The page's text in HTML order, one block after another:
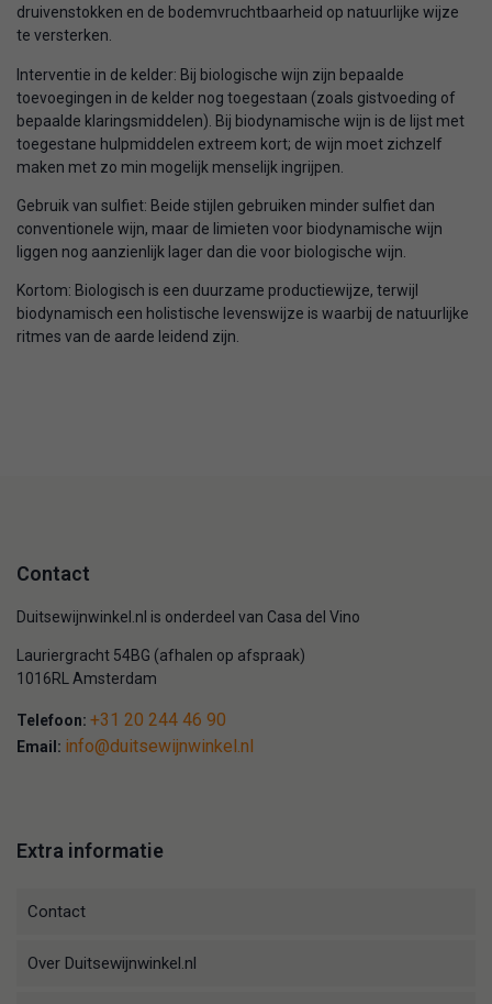
druivenstokken en de bodemvruchtbaarheid op natuurlijke wijze
te versterken.
Interventie in de kelder: Bij biologische wijn zijn bepaalde
toevoegingen in de kelder nog toegestaan (zoals gistvoeding of
bepaalde klaringsmiddelen). Bij biodynamische wijn is de lijst met
toegestane hulpmiddelen extreem kort; de wijn moet zichzelf
maken met zo min mogelijk menselijk ingrijpen.
Gebruik van sulfiet: Beide stijlen gebruiken minder sulfiet dan
conventionele wijn, maar de limieten voor biodynamische wijn
liggen nog aanzienlijk lager dan die voor biologische wijn.
Kortom: Biologisch is een duurzame productiewijze, terwijl
biodynamisch een holistische levenswijze is waarbij de natuurlijke
ritmes van de aarde leidend zijn.
Contact
Duitsewijnwinkel.nl is onderdeel van Casa del Vino
Lauriergracht 54BG (afhalen op afspraak)
1016RL Amsterdam
Telefoon: +31 20 244 46 90
Email: info@duitsewijnwinkel.nl
Extra informatie
Contact
Over Duitsewijnwinkel.nl